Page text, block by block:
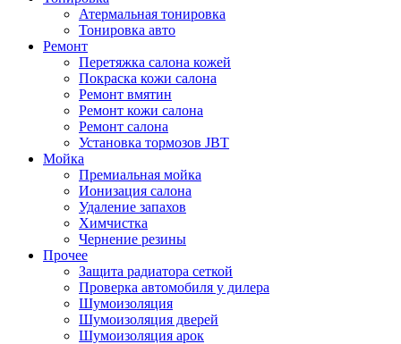
Атермальная тонировка
Тонировка авто
Ремонт
Перетяжка салона кожей
Покраска кожи салона
Ремонт вмятин
Ремонт кожи салона
Ремонт салона
Установка тормозов JBT
Мойка
Премиальная мойка
Ионизация салона
Удаление запахов
Химчистка
Чернение резины
Прочее
Защита радиатора сеткой
Проверка автомобиля у дилера
Шумоизоляция
Шумоизоляция дверей
Шумоизоляция арок